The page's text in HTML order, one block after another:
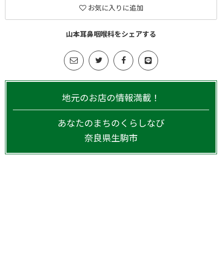
お気に入りに追加
山本耳鼻咽喉科をシェアする
地元のお店の情報満載！
あなたのまちのくらしなび
奈良県生駒市